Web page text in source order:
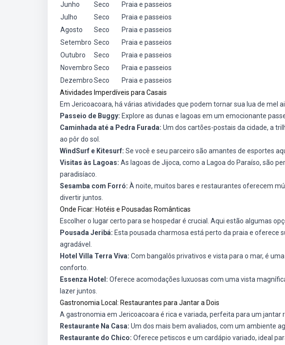
Junho
Seco
Praia e passeios
Julho
Seco
Praia e passeios
Agosto
Seco
Praia e passeios
Setembro Seco
Praia e passeios
Outubro
Seco
Praia e passeios
Novembro Seco
Praia e passeios
DezembroSeco
Praia e passeios
Atividades Imperdíveis para Casais
Em Jericoacoara, há várias atividades que podem tornar sua lua de mel
Passeio de Buggy: Explore as dunas e lagoas em um emocionante
Caminhada até a Pedra Furada: Um dos cartões-postais da cidade, a
ao pôr do sol.
WindSurf e Kitesurf: Se você e seu parceiro são amantes de esportes
Visitas às Lagoas: As lagoas de Jijoca, como a Lagoa do Paraíso, são
paradisíaco.
Sesamba com Forró: À noite, muitos bares e restaurantes oferecem
divertir juntos.
Onde Ficar: Hotéis e Pousadas Românticas
Escolher o lugar certo para se hospedar é crucial. Aqui estão algumas
Pousada Jeribá: Esta pousada charmosa está perto da praia e oferece
agradável.
Hotel Villa Terra Viva: Com bangalôs privativos e vista para o mar, é
conforto.
Essenza Hotel: Oferece acomodações luxuosas com uma vista
lazer juntos.
Gastronomia Local: Restaurantes para Jantar a Dois
A gastronomia em Jericoacoara é rica e variada, perfeita para um jantar
Restaurante Na Casa: Um dos mais bem avaliados, com um ambiente
Restaurante do Chico: Oferece petiscos e um cardápio variado, ideal